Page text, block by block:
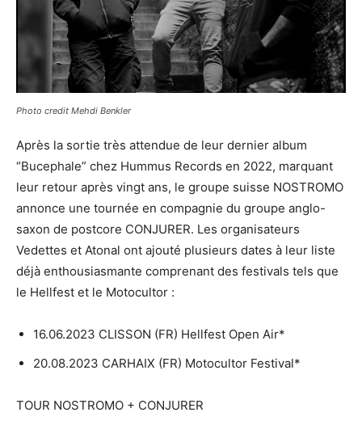
Photo credit Mehdi Benkler
Après la sortie très attendue de leur dernier album
“Bucephale” chez Hummus Records en 2022, marquant
leur retour après vingt ans, le groupe suisse NOSTROMO
annonce une tournée en compagnie du groupe anglo-
saxon de postcore CONJURER. Les organisateurs
Vedettes et Atonal ont ajouté plusieurs dates à leur liste
déjà enthousiasmante comprenant des festivals tels que
le Hellfest et le Motocultor :
16.06.2023 CLISSON (FR) Hellfest Open Air*
20.08.2023 CARHAIX (FR) Motocultor Festival*
TOUR NOSTROMO + CONJURER